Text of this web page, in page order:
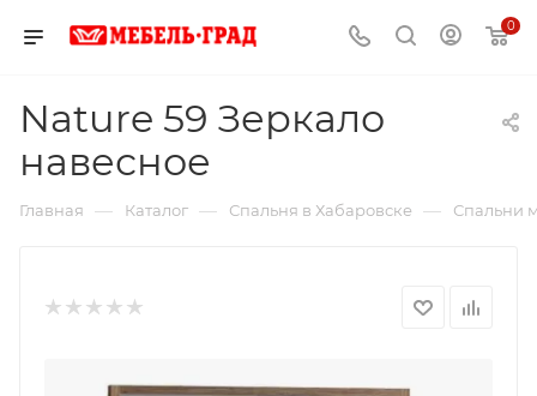
0
Nature 59 Зеркало
навесное
Главная — Каталог — Спальня в Хабаровске — Спальни